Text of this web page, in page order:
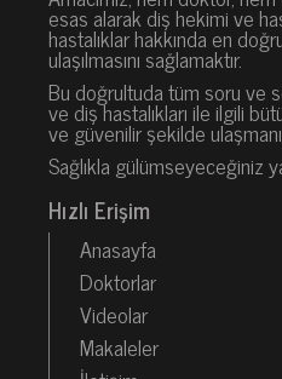
esas alarak diş hekimi ve
hastalıklar hakkında en
ulaşılmasını sağlamaktır.
Bu doğrultuda tüm soru ve
ve diş hastalıkları ile ilgili
ve güvenilir şekilde
Sağlıkla gülümseyeceğiniz
Hızlı Erişim
Anasayfa
Doktorlar
Videolar
Makaleler